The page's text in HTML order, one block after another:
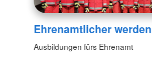
Ehrenamtlicher werden
Ausbildungen fürs Ehrenamt